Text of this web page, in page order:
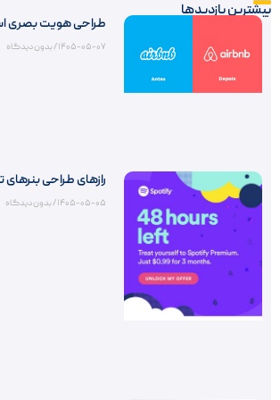
بیشترین بازدیدها
طراحی هویت بصری
۱۴۰۵-۰۵-۰۷ بدون دیدگاه
رازهای طراحی
۱۴۰۵-۰۵-۰۵ بدون دیدگاه